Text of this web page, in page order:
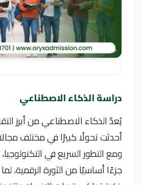
دراسة الذكاء الاصطناعي
يُعدّ الذكاء الاصطناعي من أبرز
أحدثت تحولًا كبيرًا في مختلف
ومع التطور السريع في
جزءًا أساسيًا من الثورة الرقمية،